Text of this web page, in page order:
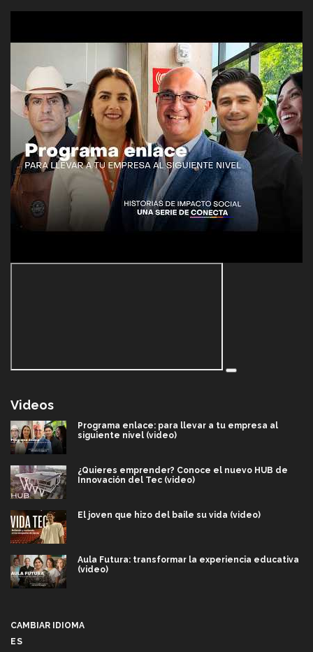
Videos
Programa enlace: para llevar a tu empresa al
siguiente nivel (video)
¿Quieres emprender? Conoce el nuevo HUB de
Innovación del Tec (video)
El joven que hizo del baile su vida (video)
Aula Futura: transformar la experiencia educativa
(video)
CAMBIAR IDIOMA
ES